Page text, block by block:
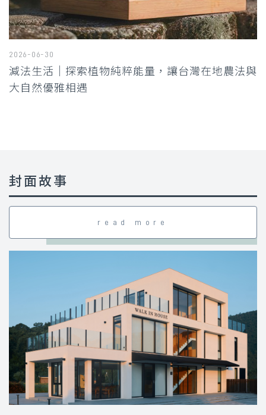
2026-06-30
減法生活｜探索植物純粹能量，讓台灣在地農法與
大自然優雅相遇
封面故事
read more